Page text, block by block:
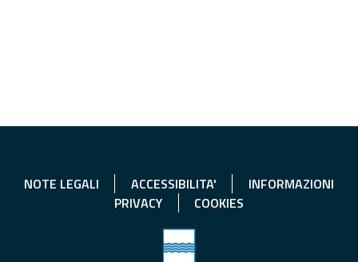
NOTE LEGALI ACCESSIBILITA'
INFORMAZIONI
PRIVACY
COOKIES